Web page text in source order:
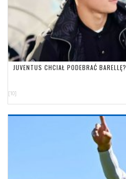
JUVENTUS CHCIAŁ PODEBRAĆ BARELLĘ?
[10]